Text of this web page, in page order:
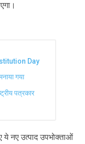
Day
गया
पत्रकार
ये नए उत्पाद उपभोक्ताओं